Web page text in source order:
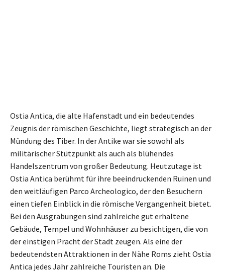
Ostia Antica, die alte Hafenstadt und ein bedeutendes
Zeugnis der römischen Geschichte, liegt strategisch an der
Mündung des Tiber. In der Antike war sie sowohl als
militärischer Stützpunkt als auch als blühendes
Handelszentrum von großer Bedeutung. Heutzutage ist
Ostia Antica berühmt für ihre beeindruckenden Ruinen und
den weitläufigen Parco Archeologico, der den Besuchern
einen tiefen Einblick in die römische Vergangenheit bietet.
Bei den Ausgrabungen sind zahlreiche gut erhaltene
Gebäude, Tempel und Wohnhäuser zu besichtigen, die von
der einstigen Pracht der Stadt zeugen. Als eine der
bedeutendsten Attraktionen in der Nähe Roms zieht Ostia
Antica jedes Jahr zahlreiche Touristen an. Die